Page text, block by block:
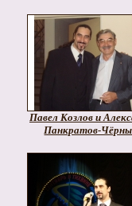
Павел Козлов и
Панкратов-